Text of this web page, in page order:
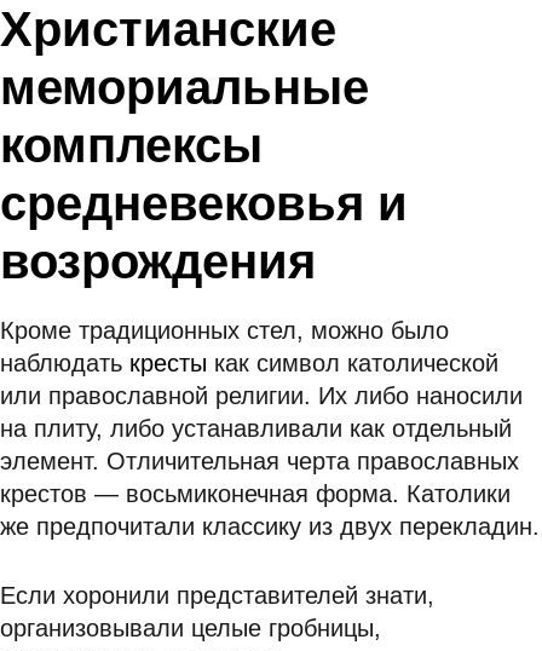
Христианские
мемориальные
комплексы
средневековья и
возрождения
Кроме традиционных стел, можно было
наблюдать кресты как символ католической
или православной религии. Их либо наносили
на плиту, либо устанавливали как отдельный
элемент. Отличительная черта православных
крестов — восьмиконечная форма. Католики
же предпочитали классику из двух перекладин.
Если хоронили представителей знати,
организовывали целые гробницы,